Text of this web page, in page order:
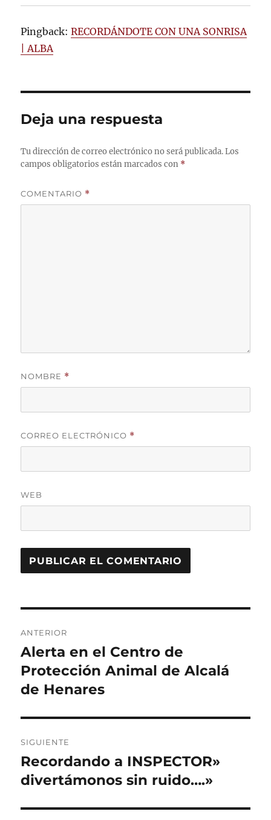
Pingback:RECORDÁNDOTE CON UNA SONRISA
| ALBA
Deja una respuesta
Tu dirección de correo electrónico no será publicada. Los
campos obligatorios están marcados con *
COMENTARIO *
NOMBRE *
CORREO ELECTRÓNICO *
WEB
de
entradas
ANTERIOR
Entrada
anterior:
Alerta en el Centro de
Protección Animal de Alcalá
de Henares
SIGUIENTE
Entrada
siguiente:
Recordando a INSPECTOR»
divertámonos sin ruido….»